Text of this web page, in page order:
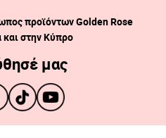
167
προϊόντων Golden Rose
στην Κύπρο
μας